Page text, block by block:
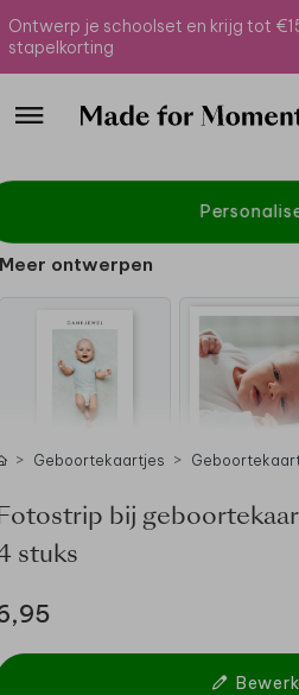
Ontwerp je schoolset en krijg tot
stapelkorting
Meer ontwerpen
Geboortekaartjes
bij
stuks